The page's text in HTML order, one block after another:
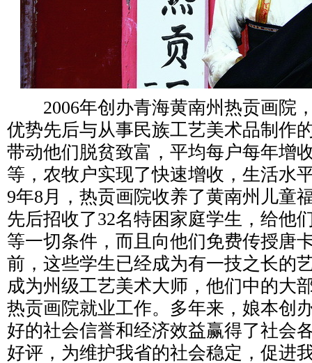
2006年创办青海黄南州热贡画院
优势先后与从事民族工艺美术品制作
带动他们脱贫致富，平均每户每年增
等，农牧户实现了快速增收，生活水
9年8月，热贡画院收养了黄南州儿童
先后招收了32名特困家庭学生，给他
等一切条件，而且向他们免费传授唐
前，这些学生已经成为有一技之长的
成为州级工艺美术大师，他们中的大
热贡画院就业工作。多年来，娘本创
好的社会信誉和经济效益赢得了社会
好评，为维护我省的社会稳定，促进